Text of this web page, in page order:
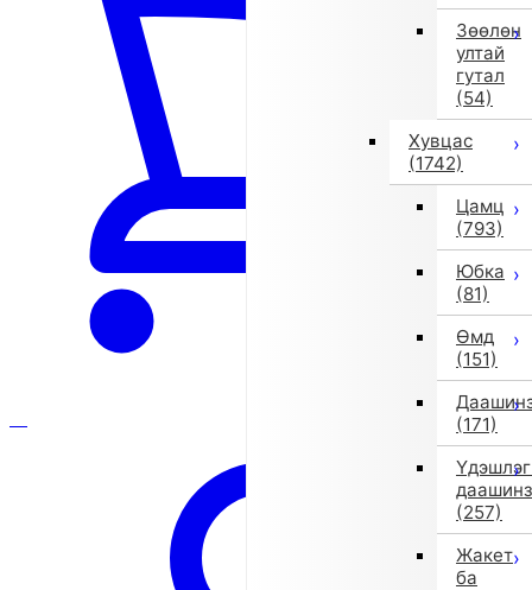
Зөөлөн
ултай
гутал
(54)
Хувцас
(1742)
Цамц
(793)
Юбка
(81)
Өмд
(151)
(171)
даашинз
(257)
Жакет
ба